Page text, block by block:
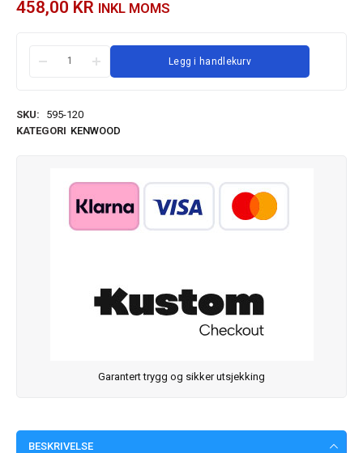
458,00 KR INKL MOMS
Legg i handlekurv
SKU:
595-120
KATEGORI KENWOOD
Garantert trygg og sikker utsjekking
BESKRIVELSE